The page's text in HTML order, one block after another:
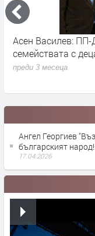
Асен Василев: ПП-
семействата с
преди 3 месеца
Ангел Георгиев
българският народ!
17.04.2026